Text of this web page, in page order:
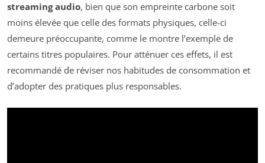
streaming audio, bien que son empreinte carbone soit
moins élevée que celle des formats physiques, celle-ci
demeure préoccupante, comme le montre l’exemple de
certains titres populaires. Pour atténuer ces effets, il est
recommandé de réviser nos habitudes de consommation et
d’adopter des pratiques plus responsables.